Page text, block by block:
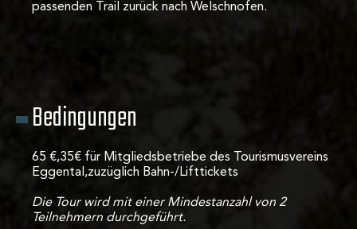
passenden Trail zurück nach Welschnofen.
Bedingungen
65 €,35€ für Mitgliedsbetriebe des Tourismusvereins
Eggental,zuzüglich Bahn-/Lifttickets
Die Tour wird mit einer Mindestanzahl von 2
Teilnehmern durchgeführt.